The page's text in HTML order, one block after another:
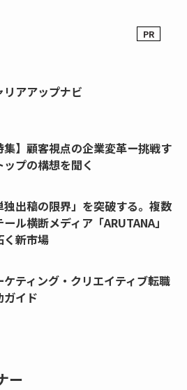
リアアップナビ
集】顧客視点の企業変革ー挑戦す
ップの構想を聞く
独出稿の限界」を突破する。複数
ール横断メディア「ARUTANA」
く新市場
ケティング・クリエイティブ転職
ガイド
ー